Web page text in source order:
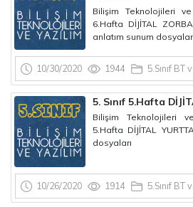
Bilişim Teknolojileri ve
6.Hafta DİJİTAL
anlatım sunum
10/30/2020 1944 5.Sınıf BT
5. Sınıf 5.Hafta
Bilişim Teknolojileri
5.Hafta DİJİTAL
dosyaları
10/26/2020 1914 5.Sınıf BT